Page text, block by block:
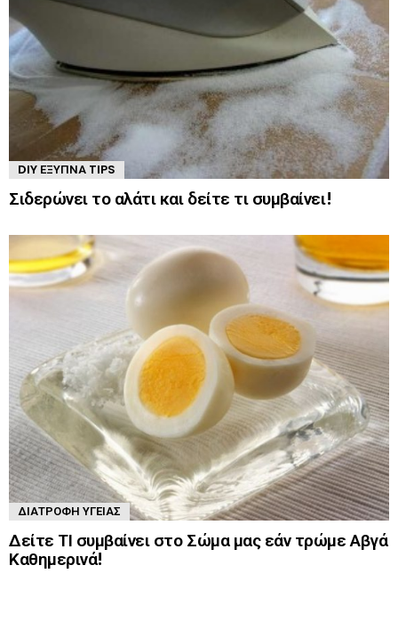
DIY ΈΞΥΠΝΑ TIPS
Σιδερώνει το αλάτι και δείτε τι συμβαίνει!
ΔΙΑΤΡΟΦΉ ΥΓΕΊΑΣ
Δείτε ΤΙ συμβαίνει στο Σώμα μας εάν τρώμε Αβγά
Καθημερινά!